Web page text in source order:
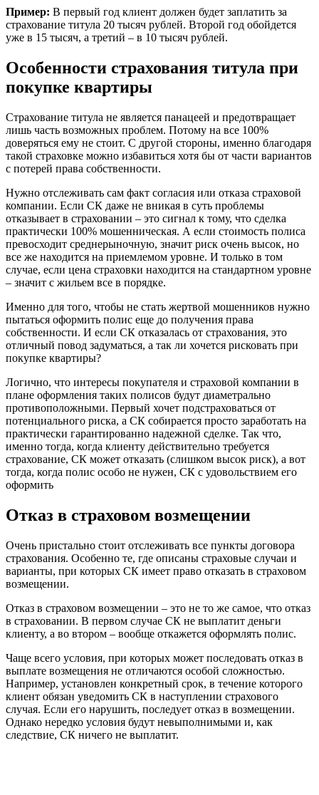
Пример: В первый год клиент должен будет заплатить за
страхование титула 20 тысяч рублей. Второй год обойдется
уже в 15 тысяч, а третий – в 10 тысяч рублей.
Особенности страхования титула при
покупке квартиры
Страхование титула не является панацеей и предотвращает
лишь часть возможных проблем. Потому на все 100%
доверяться ему не стоит. С другой стороны, именно благодаря
такой страховке можно избавиться хотя бы от части вариантов
с потерей права собственности.
Нужно отслеживать сам факт согласия или отказа страховой
компании. Если СК даже не вникая в суть проблемы
отказывает в страховании – это сигнал к тому, что сделка
практически 100% мошенническая. А если стоимость полиса
превосходит среднерыночную, значит риск очень высок, но
все же находится на приемлемом уровне. И только в том
случае, если цена страховки находится на стандартном уровне
– значит с жильем все в порядке.
Именно для того, чтобы не стать жертвой мошенников нужно
пытаться оформить полис еще до получения права
собственности. И если СК отказалась от страхования, это
отличный повод задуматься, а так ли хочется рисковать при
покупке квартиры?
Логично, что интересы покупателя и страховой компании в
плане оформления таких полисов будут диаметрально
противоположными. Первый хочет подстраховаться от
потенциального риска, а СК собирается просто заработать на
практически гарантированно надежной сделке. Так что,
именно тогда, когда клиенту действительно требуется
страхование, СК может отказать (слишком высок риск), а вот
тогда, когда полис особо не нужен, СК с удовольствием его
оформить
Отказ в страховом возмещении
Очень пристально стоит отслеживать все пункты договора
страхования. Особенно те, где описаны страховые случаи и
варианты, при которых СК имеет право отказать в страховом
возмещении.
Отказ в страховом возмещении – это не то же самое, что отказ
в страховании. В первом случае СК не выплатит деньги
клиенту, а во втором – вообще откажется оформлять полис.
Чаще всего условия, при которых может последовать отказ в
выплате возмещения не отличаются особой сложностью.
Например, установлен конкретный срок, в течение которого
клиент обязан уведомить СК в наступлении страхового
случая. Если его нарушить, последует отказ в возмещении.
Однако нередко условия будут невыполнимыми и, как
следствие, СК ничего не выплатит.